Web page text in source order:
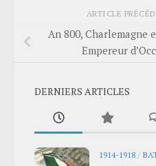
ARTICLE
An 800, Charlemagne
Empereur
DERNIERS ARTICLES
1914-1918 /